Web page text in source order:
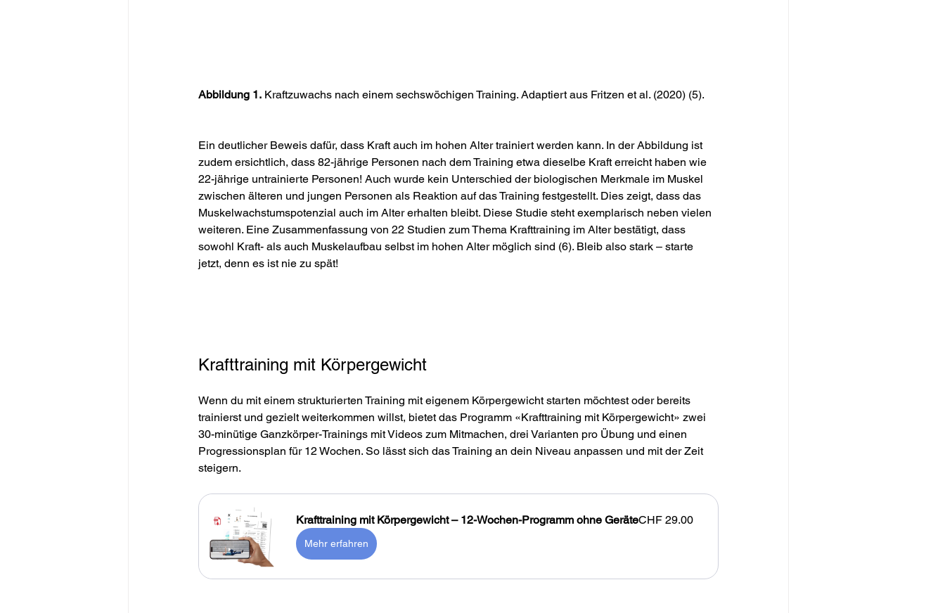
Abbildung 1. Kraftzuwachs nach einem sechswöchigen Training. Adaptiert aus Fritzen et al. (2020) (5).
Ein deutlicher Beweis dafür, dass Kraft auch im hohen Alter trainiert werden kann. In der Abbildung ist
zudem ersichtlich, dass 82-jährige Personen nach dem Training etwa dieselbe Kraft erreicht haben wie
22-jährige untrainierte Personen! Auch wurde kein Unterschied der biologischen Merkmale im Muskel
zwischen älteren und jungen Personen als Reaktion auf das Training festgestellt. Dies zeigt, dass das
Muskelwachstumspotenzial auch im Alter erhalten bleibt. Diese Studie steht exemplarisch neben vielen
weiteren. Eine Zusammenfassung von 22 Studien zum Thema Krafttraining im Alter bestätigt, dass
sowohl Kraft- als auch Muskelaufbau selbst im hohen Alter möglich sind (6). Bleib also stark – starte
jetzt, denn es ist nie zu spät!
Krafttraining mit Körpergewicht
Wenn du mit einem strukturierten Training mit eigenem Körpergewicht starten möchtest oder bereits
trainierst und gezielt weiterkommen willst, bietet das Programm «Krafttraining mit Körpergewicht» zwei
30-minütige Ganzkörper-Trainings mit Videos zum Mitmachen, drei Varianten pro Übung und einen
Progressionsplan für 12 Wochen. So lässt sich das Training an dein Niveau anpassen und mit der Zeit
steigern.
Krafttraining mit Körpergewicht – 12-Wochen-Programm ohne GeräteCHF 29.00
Mehr erfahren